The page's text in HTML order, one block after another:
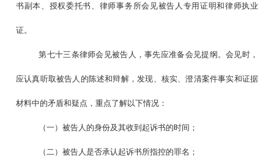
书副本、授权委托书、律师事务所会见被告人专用证明和律师执业
证。
第七十三条律师会见被告人，事先应准备会见提纲。会见时，
应认真听取被告人的陈述和辩解，发现、核实、澄清案件事实和证据
材料中的矛盾和疑点，重点了解以下情况：
（一）被告人的身份及其收到起诉书的时间；
（二）被告人是否承认起诉书所指控的罪名；